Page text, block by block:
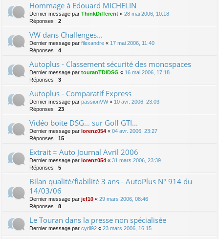
Hommage à Edouard MICHELIN
Dernier message par ThinkDifferent « 28 mai 2006, 10:18
Réponses : 2
VW dans Challenges...
Dernier message par filexandre « 17 mai 2006, 11:40
Réponses : 4
Autoplus - Classement sécurité des monospaces
Dernier message par touranTDIDSG « 16 mai 2006, 17:18
Réponses : 3
Autoplus - Comparatif Express
Dernier message par passionVW« 10 avr. 2006, 23:03
Réponses : 23
Vidéo boite DSG... sur Golf GTI...
Dernier message par lorenz054 « 04 avr. 2006, 23:27
Réponses : 15
Extrait = Auto Journal Avril 2006
Dernier message par lorenz054 « 31 mars 2006, 23:39
Réponses : 5
Bilan qualité/fiabilité 3 ans - AutoPlus N° 914 du
14/03/06
Dernier message par jef10 « 29 mars 2006, 08:46
Réponses : 8
Le Touran dans la presse non spécialisée
Dernier message par cyril92 « 23 mars 2006, 16:15